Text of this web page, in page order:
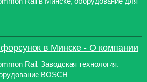
в Минске - О компании
Rail. Заводская технология.
BOSCH